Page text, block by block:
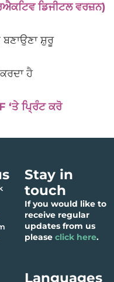
ਡਿਜੀਟਲ ਵਰਜ਼ਨ)
ਬਣਾਉਣਾ ਸ਼ੁਰੂ
ਹੈ
‘ਤੇ ਪ੍ਰਿੰਟ ਕਰੋ
Stay in
touch
If you would like to
receive regular
updates from us
pleaseclick here.
Languages